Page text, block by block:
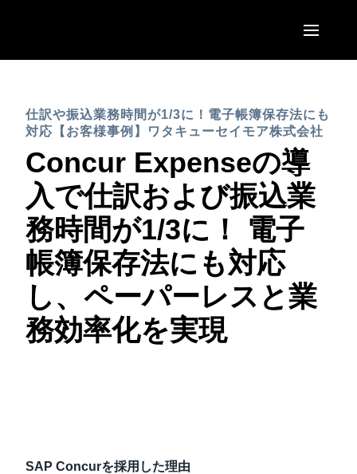
United States (English)
Canada (Français)
México (Español)
Brasil (Português)
EUROPE
United Kingdom (English)
France (Français)
Deutschland (Deutsch)
Italia (Italiano)
Nederlands (English)
Sweden (English)
ASIA PACIFIC
Australia (English)
India (English)
日本（日本語)
Singapore (English)
仕訳や振込業務時間が1/3に！電子帳簿保存法にも
対応【お客様事例】ワタキューセイモア株式会社
Concur Expenseの導
入で仕訳および振込業
務時間が1/3に！ 電子
帳簿保存法にも対応
し、ペーパーレスと業
務効率化を実現
SAP Concurを採用した理由